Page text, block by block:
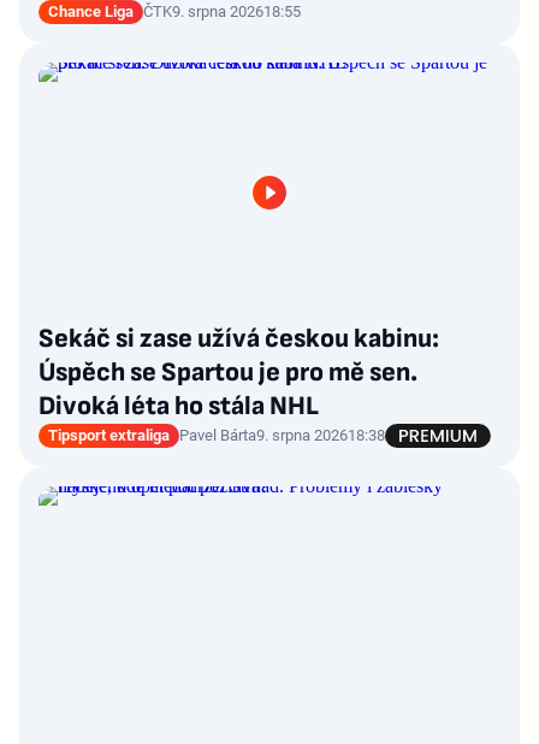
Chance Liga ČTK9. srpna 202618:55
Sekáč si zase užívá českou kabinu:
Úspěch se Spartou je pro mě sen.
Divoká léta ho stála NHL
Tipsport extraliga Pavel Bárta9. srpna 202618:38